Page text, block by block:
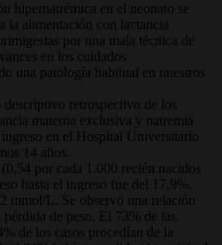
hipernatrémica en el neonato se
la alimentación con lactancia
por una mala técnica de
en los cuidados
una patología habitual en nuestros
descriptivo retrospectivo de los
materna exclusiva y natremia
en el Hospital Universitario
14 años.
(0,54 por cada 1.000 recién nacidos
hasta el ingreso fue del 17,9%,
mmol/L. Se observó una relación
pérdida de peso. El 73% de las
de los casos procedían de la